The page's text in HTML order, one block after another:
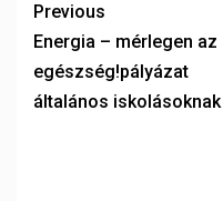
Previous
Energia – mérlegen az
egészség!pályázat
általános iskolásoknak